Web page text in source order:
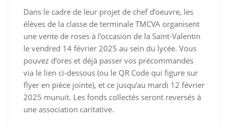
Dans le cadre de leur projet de chef d’oeuvre, les
élèves de la classe de terminale TMCVA organisent
une vente de roses à l’occasion de la Saint-Valentin
le vendred 14 février 2025 au sein du lycée. Vous
pouvez d’ores et déjà passer vos précommandes
via le lien ci-dessous (ou le QR Code qui figure sur
flyer en pièce jointe), et ce jusqu’au mardi 12 février
2025 munuit. Les fonds collectés seront reversés à
une association caritative.